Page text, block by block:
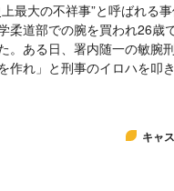
最大の不祥事”と呼ばれる
柔道部での腕を買われ26
。ある日、署内随一の敏腕
作れ」と刑事のイロハを叩
キャ